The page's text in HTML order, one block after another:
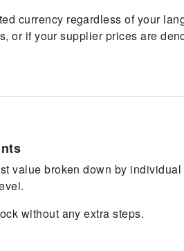
currency regardless of your
or if your supplier prices are
value broken down by
without any extra steps.